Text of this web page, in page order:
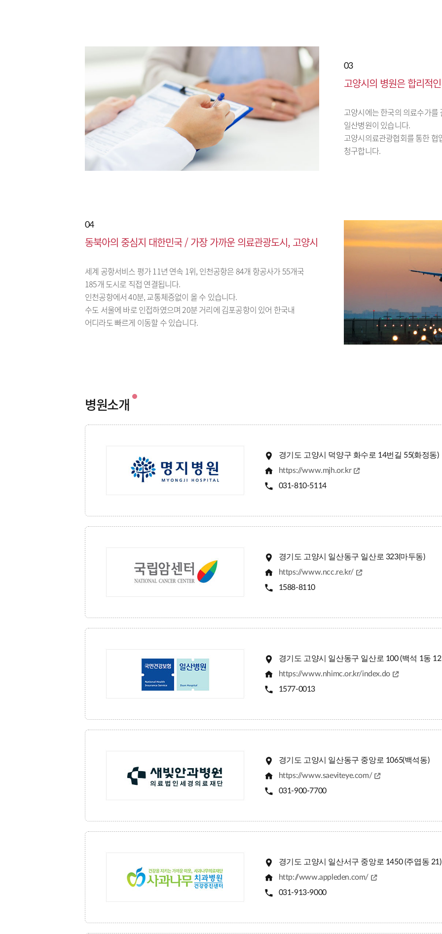
03
고양시의 병원은 합리적
고양시에는 한국의 의료수가
일산병원이 있습니다.
고양시의료관광협회를 통한
청구합니다.
04
동북아의 중심지 대한민국 / 가장 가까운 의료관광도시, 고양시
세계 공항서비스 평가 11년 연속 1위, 인천공항은 84개 항공사가 55개국
185개 도시로 직접 연결됩니다.
인천공항에서 40분, 교통체증없이 올 수 있습니다.
수도 서울에 바로 인접하였으며 20분 거리에 김포공항이 있어 한국내
어디라도 빠르게 이동할 수 있습니다.
병원소개
경기도 고양시 덕양구 화수로 14번길 55(화정동)
https://www.mjh.or.kr
031-810-5114
경기도 고양시 일산동구 일산로 323(마두동)
https://www.ncc.re.kr/
1588-8110
경기도 고양시 일산동구 일산로 100 (백석 1동
https://www.nhimc.or.kr/index.do
1577-0013
경기도 고양시 일산동구 중앙로 1065(백석동)
https://www.saeviteye.com/
031-900-7700
경기도 고양시 일산서구 중앙로 1450 (주엽동 21)
http://www.appleden.com/
031-913-9000